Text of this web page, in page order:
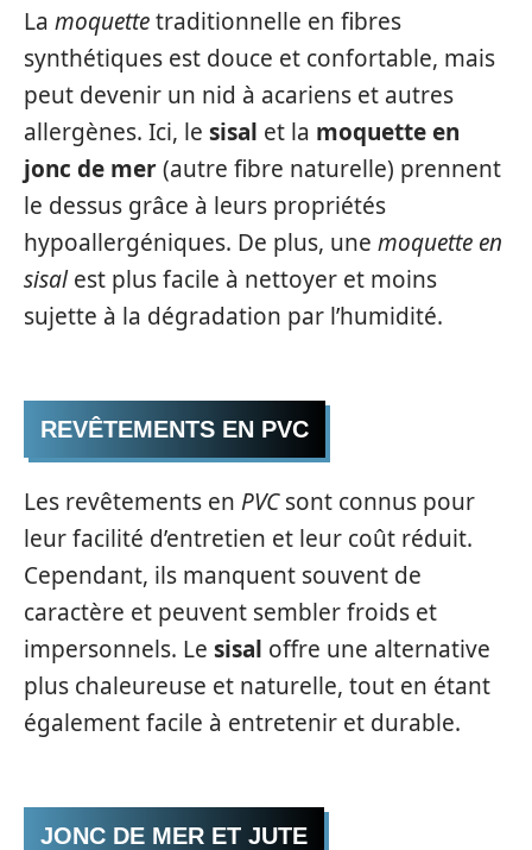
La moquettetraditionnelle en fibres
synthétiques est douce et confortable, mais
peut devenir un nid à acariens et autres
allergènes. Ici, le sisal et la moquette en
jonc de mer(autre fibre naturelle) prennent
le dessus grâce à leurs propriétés
hypoallergéniques. De plus, une moquette en
sisalest plus facile à nettoyer et moins
sujette à la dégradation par l’humidité.
REVÊTEMENTS EN PVC
Les revêtements en PVCsont connus pour
leur facilité d’entretien et leur coût réduit.
Cependant, ils manquent souvent de
caractère et peuvent sembler froids et
impersonnels. Le sisal offre une alternative
plus chaleureuse et naturelle, tout en étant
également facile à entretenir et durable.
JONC DE MER ET JUTE